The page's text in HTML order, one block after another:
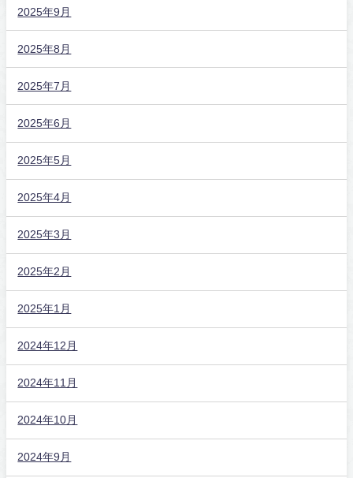
2025年9月
2025年8月
2025年7月
2025年6月
2025年5月
2025年4月
2025年3月
2025年2月
2025年1月
2024年12月
2024年11月
2024年10月
2024年9月